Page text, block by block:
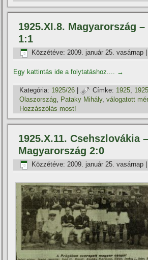
1925.XI.8. Magyarország
1:1
Közzétéve: 2009. január 25. vasárnap
Egy kattintás ide a folytatáshoz.... →
Kategória: 1925/26 | Címke: 1925,
Olaszország, Pataky Mihály,válogatott
Hozzászólás most!
1925.X.11. Csehszlovákia –
Magyarország 2:0
Közzétéve: 2009. január 25. vasárnap